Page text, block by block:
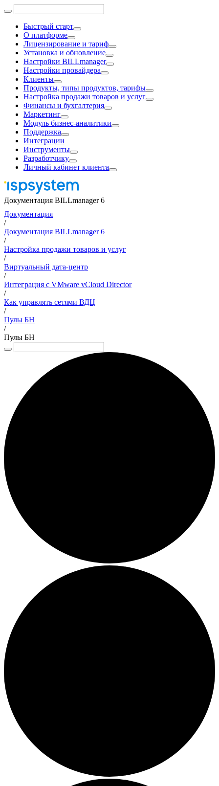
Быстрый старт
О платформе
Лицензирование и тариф
Установка и обновление
Настройки BILLmanager
Настройки провайдера
Клиенты
Продукты, типы продуктов, тарифы
Настройка продажи товаров и услуг
Финансы и бухгалтерия
Маркетинг
Модуль бизнес-аналитики
Поддержка
Интеграции
Инструменты
Разработчику
Личный кабинет клиента
Документация BILLmanager 6
Документация
/
Документация BILLmanager 6
/
Настройка продажи товаров и услуг
/
Виртуальный дата-центр
/
Интеграция с VMware vCloud Director
/
Как управлять сетями ВДЦ
/
Пулы БН
/
Пулы БН